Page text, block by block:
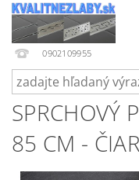
0902109955
SPRCHOVÝ
85 CM -